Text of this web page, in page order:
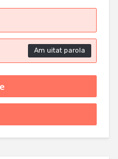
Am uitat parola